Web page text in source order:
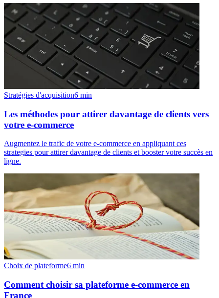
Stratégies d'acquisition6 min
Les méthodes pour attirer davantage de clients vers
votre e-commerce
Augmentez le trafic de votre e-commerce en appliquant ces
strategies pour attirer davantage de clients et booster votre succès en
ligne.
Choix de plateforme6 min
Comment choisir sa plateforme e-commerce en
France